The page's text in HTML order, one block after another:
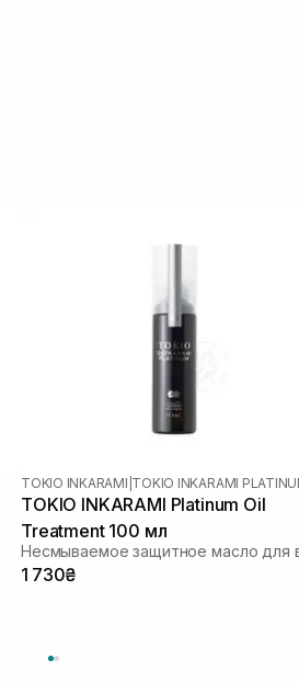
TOKIO INKARAMI TOKIO INKARAMI
TOKIO INKARAMI Platinum Oil
Treatment 100 мл
1 730₴